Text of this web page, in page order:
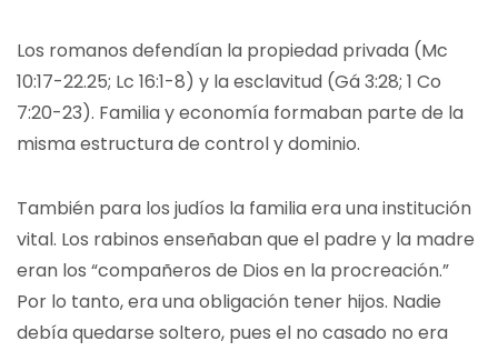
Los romanos defendían la propiedad privada (Mc
10:17-22.25; Lc 16:1-8) y la esclavitud (Gá 3:28; 1 Co
7:20-23). Familia y economía formaban parte de la
misma estructura de control y dominio.
También para los judíos la familia era una institución
vital. Los rabinos enseñaban que el padre y la madre
eran los “compañeros de Dios en la procreación.”
Por lo tanto, era una obligación tener hijos. Nadie
debía quedarse soltero, pues el no casado no era